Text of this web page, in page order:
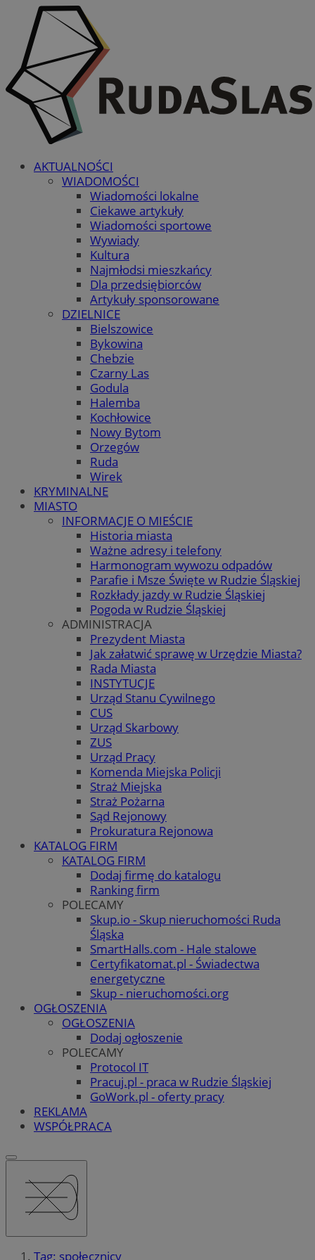
AKTUALNOŚCI
WIADOMOŚCI
Wiadomości lokalne
Ciekawe artykuły
Wiadomości sportowe
Wywiady
Kultura
Najmłodsi mieszkańcy
Dla przedsiębiorców
Artykuły sponsorowane
DZIELNICE
Bielszowice
Bykowina
Chebzie
Czarny Las
Godula
Halemba
Kochłowice
Nowy Bytom
Orzegów
Ruda
Wirek
KRYMINALNE
MIASTO
INFORMACJE O MIEŚCIE
Historia miasta
Ważne adresy i telefony
Harmonogram wywozu odpadów
Parafie i Msze Święte w Rudzie Śląskiej
Rozkłady jazdy w Rudzie Śląskiej
Pogoda w Rudzie Śląskiej
ADMINISTRACJA
Prezydent Miasta
Jak załatwić sprawę w Urzędzie Miasta?
Rada Miasta
INSTYTUCJE
Urząd Stanu Cywilnego
CUS
Urząd Skarbowy
ZUS
Urząd Pracy
Komenda Miejska Policji
Straż Miejska
Straż Pożarna
Sąd Rejonowy
Prokuratura Rejonowa
KATALOG FIRM
KATALOG FIRM
Dodaj firmę do katalogu
Ranking firm
POLECAMY
Skup.io - Skup nieruchomości Ruda
Śląska
SmartHalls.com - Hale stalowe
Certyfikatomat.pl - Świadectwa
energetyczne
Skup - nieruchomości.org
OGŁOSZENIA
OGŁOSZENIA
Dodaj ogłoszenie
POLECAMY
Protocol IT
Pracuj.pl - praca w Rudzie Śląskiej
GoWork.pl - oferty pracy
REKLAMA
WSPÓŁPRACA
Tag: społecznicy